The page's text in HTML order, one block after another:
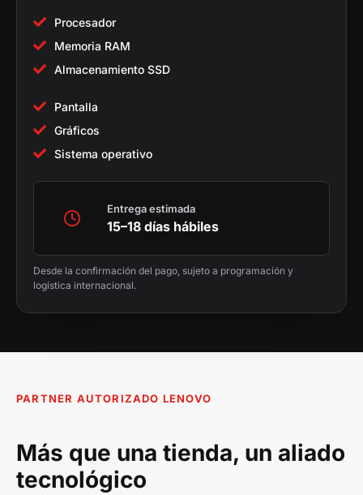
Procesador
Memoria RAM
Almacenamiento SSD
Pantalla
Gráficos
Sistema operativo
Entrega estimada
15–18 días hábiles
Desde la confirmación del pago, sujeto a programación y
logística internacional.
PARTNER AUTORIZADO LENOVO
Más que una tienda, un aliado
tecnológico